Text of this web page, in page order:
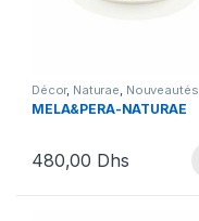
Décor, Naturae Nouveautés
Silikomart,Silikomart
MELA&PERA-NATURAE
480,00 Dhs